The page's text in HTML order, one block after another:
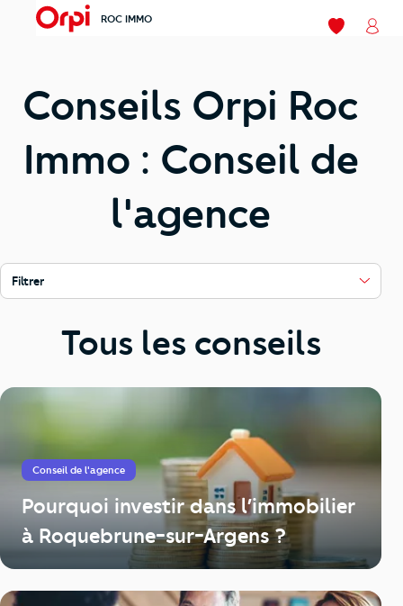
menu ROC IMMO
Mes favoris
Conseils Orpi Roc
Immo : Conseil de
l'agence
Filtrer
Tous les conseils
Conseil de l'agence
Pourquoi investir dans l’immobilier
à Roquebrune-sur-Argens ?